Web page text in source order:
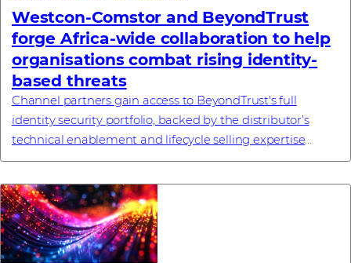
Westcon-Comstor and BeyondTrust
forge Africa-wide collaboration to help
organisations combat rising identity-
based threats
Channel partners gain access to BeyondTrust's full
identity security portfolio, backed by the distributor’s
technical enablement and lifecycle selling expertise
#investornews